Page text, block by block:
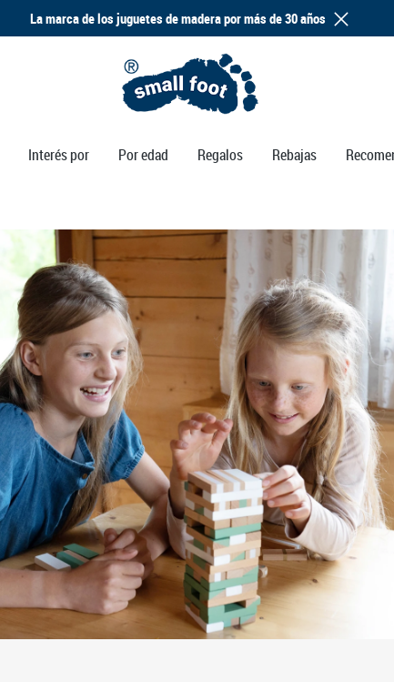
La marca de los juguetes de madera por más de 30 años
Interés por Por edad Regalos Rebajas